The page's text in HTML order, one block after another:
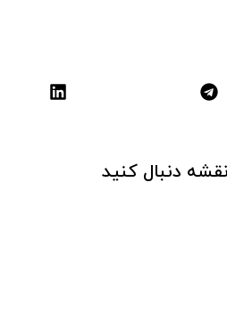
دنبال کنید